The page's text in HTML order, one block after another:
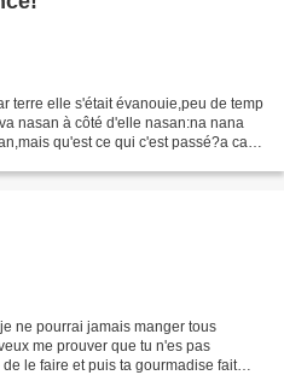
terre elle s'était évanouie,peu de temp
nasan à côté d'elle nasan:na nana
qu'est ce qui c'est passé?a cayé
ne pourrai jamais manger tous
me prouver que tu n'es pas
le faire et puis ta gourmadise fait